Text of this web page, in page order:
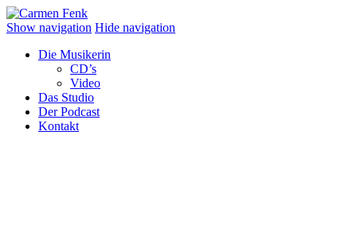
Show navigation Hide navigation
Die Musikerin
CD’s
Video
Das Studio
Der Podcast
Kontakt